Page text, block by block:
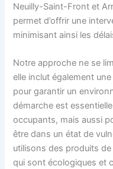
Neuilly-Saint-Front et
permet d’offrir une
minimisant ainsi les
Notre approche ne se
elle inclut également
pour garantir un
démarche est
occupants, mais aussi
être dans un état de
utilisons des produits
qui sont écologiques et